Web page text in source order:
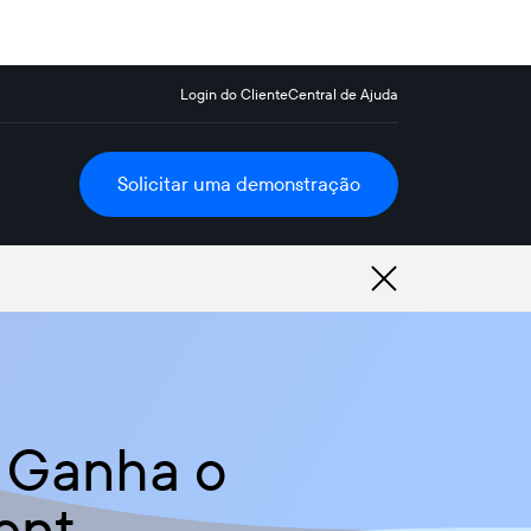
Login do ClienteCentral de Ajuda
Solicitar uma demonstração
o